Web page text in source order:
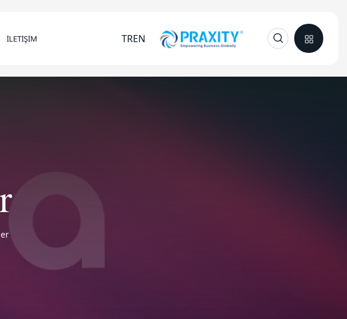
İLETİŞİM TREN